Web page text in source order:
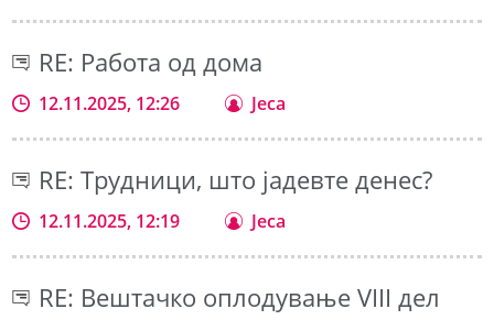
RE: Работа од дома
12.11.2025, 12:26 Jeca
RE: Трудници, што јадевте денес?
12.11.2025, 12:19 Jeca
RE: Вештачко оплодување VIII дел